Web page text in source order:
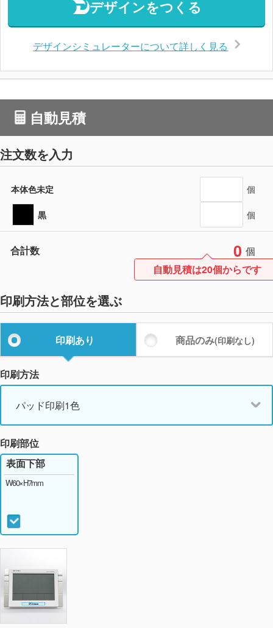
デザインをつくる
デザインシミュレーターについて詳しく見る
自動見積
注文数を入力
本体色未定 個
黒 個
合計数 0 個
自動見積は20個からです
印刷方法と部位を選ぶ
印刷あり 商品のみ(印刷なし)
印刷方法
パッド印刷1色
印刷部位
表面下部
W60×H7mm